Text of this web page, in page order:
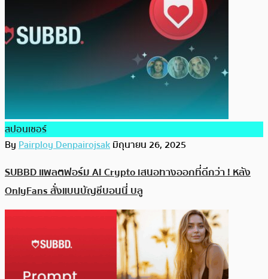
สปอนเซอร์
ByPairploy Denpairojsakมิถุนายน 26, 2025
SUBBD แพลตฟอร์ม AI Crypto เสนอทางออกที่ดีกว่า ! หลัง
OnlyFans สั่งแบนบัญชีบอนนี่ บลู